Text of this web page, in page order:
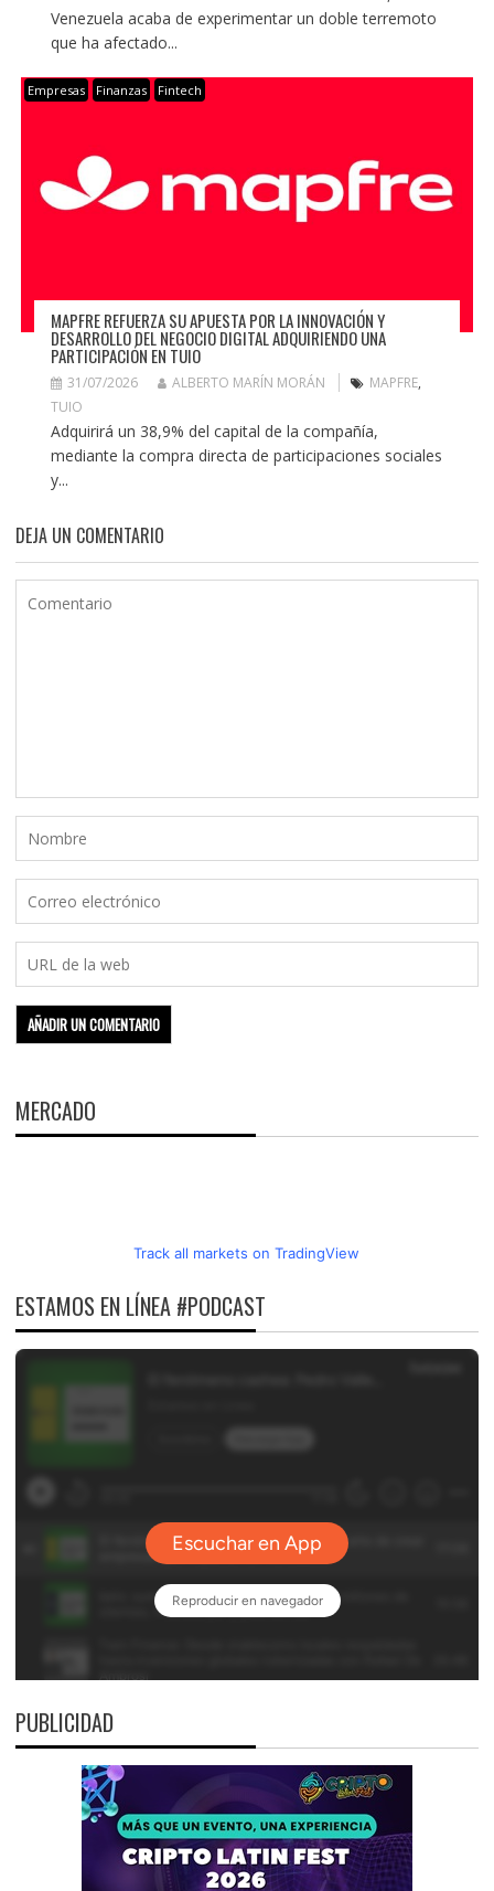
Venezuela acaba de experimentar un doble terremoto
que ha afectado...
Empresas Finanzas Fintech
MAPFRE REFUERZA SU APUESTA POR LA INNOVACIÓN Y
DESARROLLO DEL NEGOCIO DIGITAL ADQUIRIENDO UNA
PARTICIPACIÓN EN TUIO
31/07/2026 ALBERTO MARÍN MORÁN MAPFRE,
TUIO
Adquirirá un 38,9% del capital de la compañía,
mediante la compra directa de participaciones sociales
y...
DEJA UN COMENTARIO
MERCADO
Track all markets on TradingView
ESTAMOS EN LÍNEA #PODCAST
PUBLICIDAD